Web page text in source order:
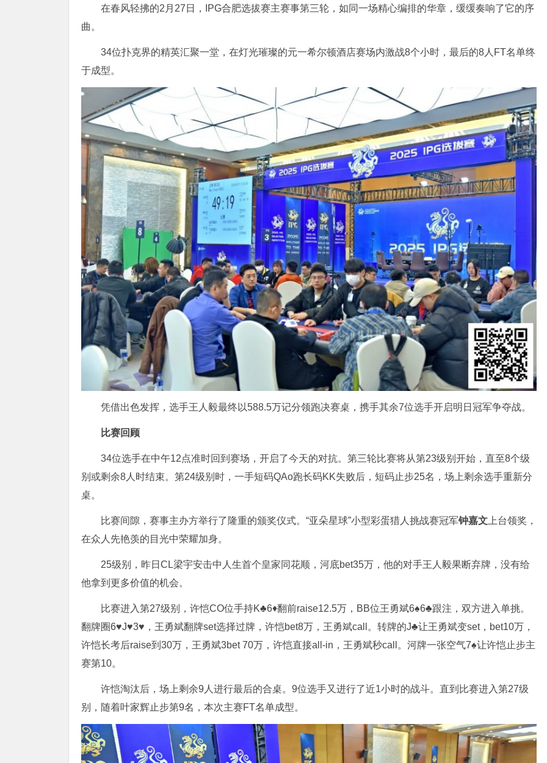
在春风轻拂的2月27日，IPG合肥选拔赛主赛事第三轮，如同一场精心编排的华章，缓缓奏响了它的序
曲。
34位扑克界的精英汇聚一堂，在灯光璀璨的元一希尔顿酒店赛场内激战8个小时，最后的8人FT名单终
于成型。
凭借出色发挥，选手王人毅最终以588.5万记分领跑决赛桌，携手其余7位选手开启明日冠军争夺战。
比赛回顾
34位选手在中午12点准时回到赛场，开启了今天的对抗。第三轮比赛将从第23级别开始，直至8个级
别或剩余8人时结束。第24级别时，一手短码QAo跑长码KK失败后，短码止步25名，场上剩余选手重新分
桌。
比赛间隙，赛事主办方举行了隆重的颁奖仪式。“亚朵星球”小型彩蛋猎人挑战赛冠军钟嘉文 上台领奖，
在众人先艳羡的目光中荣耀加身。
25级别，昨日CL梁宇安击中人生首个皇家同花顺，河底bet35万，他的对手王人毅果断弃牌，没有给
他拿到更多价值的机会。
比赛进入第27级别，许恺CO位手持K♣6♦翻前raise12.5万，BB位王勇斌6♠6♣跟注，双方进入单挑。
翻牌圈6♥J♥3♥，王勇斌翻牌set选择过牌，许恺bet8万，王勇斌call。转牌的J♣让王勇斌变set，bet10万，
许恺长考后raise到30万，王勇斌3bet 70万，许恺直接all-in，王勇斌秒call。河牌一张空气7♠让许恺止步主
赛第10。
许恺淘汰后，场上剩余9人进行最后的合桌。9位选手又进行了近1小时的战斗。直到比赛进入第27级
别，随着叶家辉止步第9名，本次主赛FT名单成型。